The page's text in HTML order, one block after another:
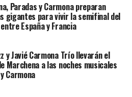
Paradas y Carmona preparan
gigantes para vivir la semifinal del
España y Francia
y Javié Carmona Trío llevarán el
Marchena a las noches musicales
Carmona